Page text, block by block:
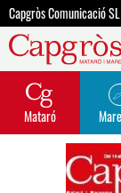
Capgròs Comunicació SL
Mataró